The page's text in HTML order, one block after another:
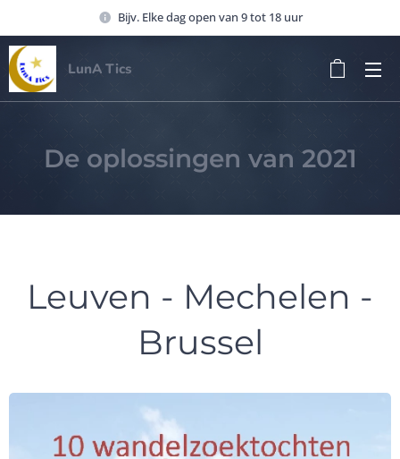
Bijv. Elke dag open van 9 tot 18 uur
LunA Tics
De oplossingen van 2021
Leuven - Mechelen -
Brussel